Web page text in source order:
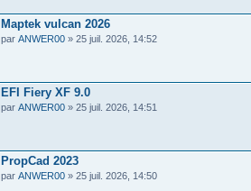
Maptek vulcan 2026
par ANWER00 » 25 juil. 2026, 14:52
EFI Fiery XF 9.0
par ANWER00 » 25 juil. 2026, 14:51
PropCad 2023
par ANWER00 » 25 juil. 2026, 14:50